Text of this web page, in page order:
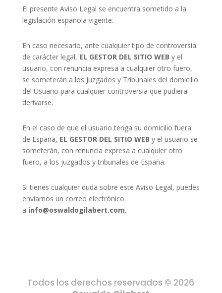
El presente Aviso Legal se encuentra sometido a la
legislación española vigente.
En caso necesario, ante cualquier tipo de controversia
de carácter legal, EL GESTOR DEL SITIO WEB y el
usuario, con renuncia expresa a cualquier otro fuero,
se someterán a los Juzgados y Tribunales del domicilio
del Usuario para cualquier controversia que pudiera
derivarse.
En el caso de que el usuario tenga su domicilio fuera
de España, EL GESTOR DEL SITIO WEB y el usuario se
someterán, con renuncia expresa a cualquier otro
fuero, a los juzgados y tribunales de España.
Si tienes cualquier duda sobre este Aviso Legal, puedes
enviarnos un correo electrónico
a info@oswaldogilabert.com.
Todos los derechos reservados © 2026